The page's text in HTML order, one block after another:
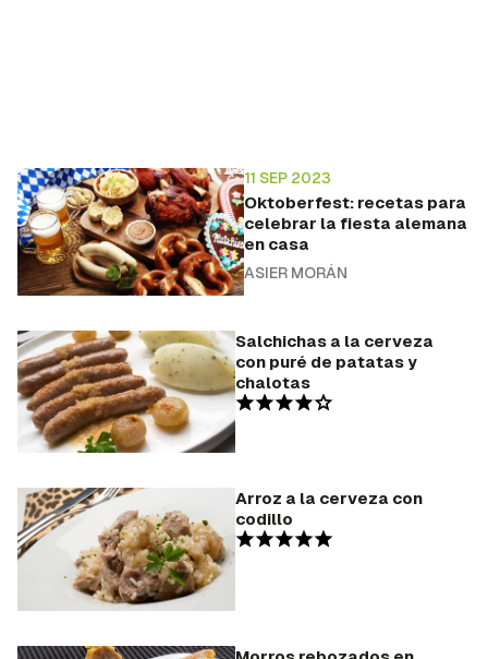
11 SEP 2023
Oktoberfest: recetas para
celebrar la fiesta alemana
en casa
ASIER MORÁN
Salchichas a la cerveza
con puré de patatas y
chalotas
Arroz a la cerveza con
codillo